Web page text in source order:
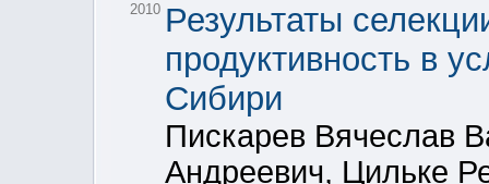
2010 Результаты
продуктивность в
Сибири
Пискарев Вячеслав
Андреевич, Цильке